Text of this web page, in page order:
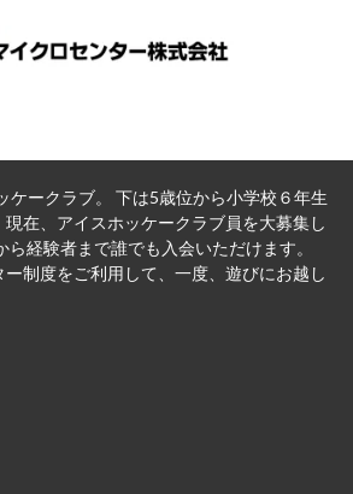
ケークラブ。 下は5歳位から小学校６年生
現在、アイスホッケークラブ員を大募集し
ら経験者まで誰でも入会いただけます。
制度をご利用して、一度、遊びにお越し